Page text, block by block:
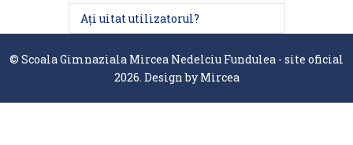
Ați uitat utilizatorul?
© Scoala Gimnaziala Mircea Nedelciu Fundulea - site oficial
2026. Design by Mircea